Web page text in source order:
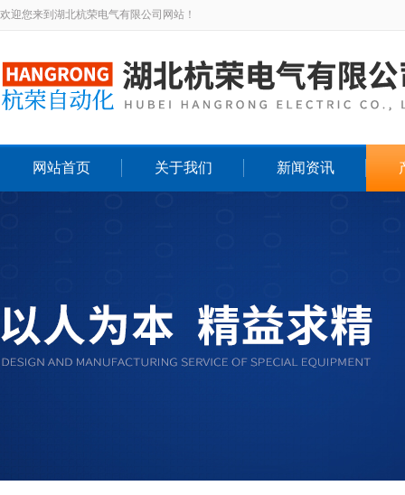
欢迎您来到湖北杭荣电气有限公司网站！
网站首页 关于我们 新闻资讯